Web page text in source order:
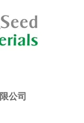
公司